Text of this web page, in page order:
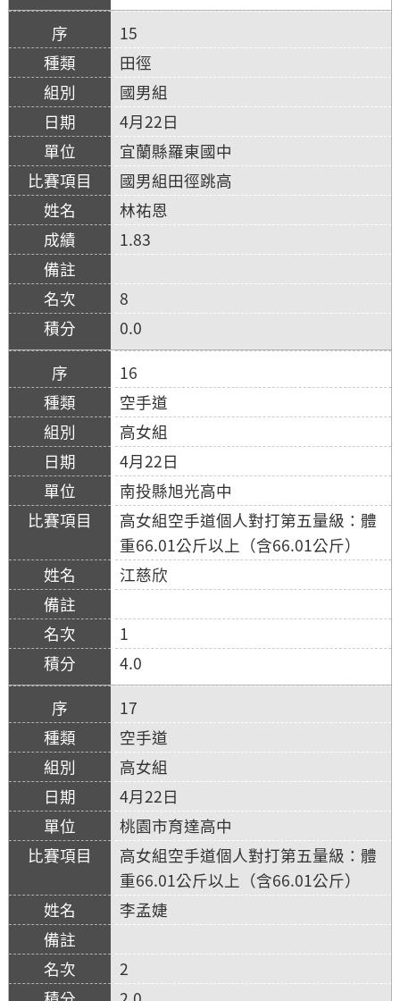
15
田徑
國男組
4月22日
宜蘭縣羅東國中
國男組田徑跳高
林祐恩
1.83
8
0.0
16
空手道
高女組
4月22日
南投縣旭光高中
高女組空手道個人對打第五量級：體
重66.01公斤以上（含66.01公斤）
江慈欣
1
4.0
17
空手道
高女組
4月22日
桃園市育達高中
高女組空手道個人對打第五量級：體
重66.01公斤以上（含66.01公斤）
李孟婕
2